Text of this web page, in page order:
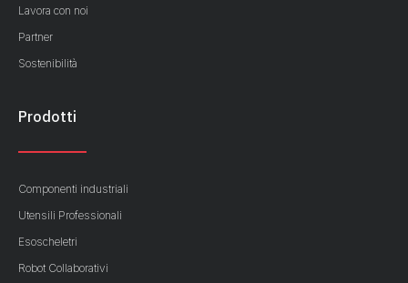
Lavora con noi
Partner
Sostenibilità
Prodotti
Componenti industriali
Utensili Professionali
Esoscheletri
Robot Collaborativi